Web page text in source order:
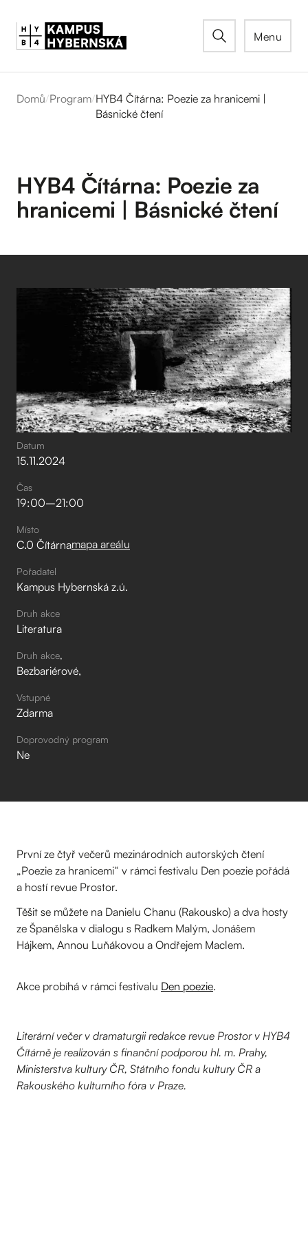
Menu
Domů/Program/HYB4 Čítárna: Poezie za hranicemi |
Básnické čtení
HYB4 Čítárna: Poezie za
hranicemi | Básnické čtení
Datum
15.11.2024
Čas
19:00–⁠21:00
Místo
C.0 Čítárnamapa areálu
Pořadatel
Kampus Hybernská z.ú.
Druh akce
Literatura
Druh akce
Bezbariérové
Vstupné
Zdarma
Doprovodný program
Ne
První ze čtyř večerů mezinárodních autorských čtení
„Poezie za hranicemi“ v rámci festivalu Den poezie pořádá
a hostí revue Prostor.
Těšit se můžete na Danielu Chanu (Rakousko) a dva hosty
ze Španělska v dialogu s Radkem Malým, Jonášem
Hájkem, Annou Luňákovou a Ondřejem Maclem.
Akce probíhá v rámci festivalu Den poezie.
Literární večer v dramaturgii redakce revue Prostor v HYB4
Čítárně je realizován s finanční podporou hl. m. Prahy,
Ministerstva kultury ČR, Státního fondu kultury ČR a
Rakouského kulturního fóra v Praze.